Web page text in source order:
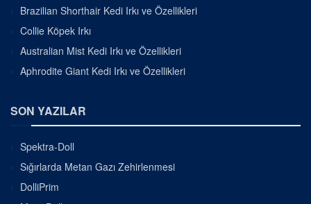
Brazilian Shorthair Kedi Irkı ve Özellikleri
Collie Köpek Irkı
Australian Mist Kedi Irkı ve Özellikleri
Aphrodite Giant Kedi Irkı ve Özellikleri
SON YAZILAR
Spektra-Doll
Sığırlarda Metan Gazı Zehirlenmesi
DolliPrim